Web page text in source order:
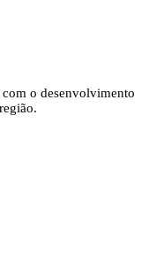
o desenvolvimento